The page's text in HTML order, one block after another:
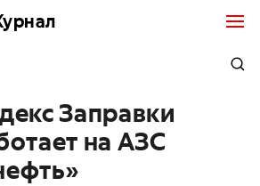
Заправки
на АЗС